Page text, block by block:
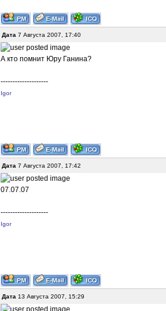
Дата 7 Августа 2007, 17:40
А кто помнит Юру Ганина?
--------------------
Igor
Дата 7 Августа 2007, 17:42
07.07.07
--------------------
Igor
Дата 13 Августа 2007, 15:29